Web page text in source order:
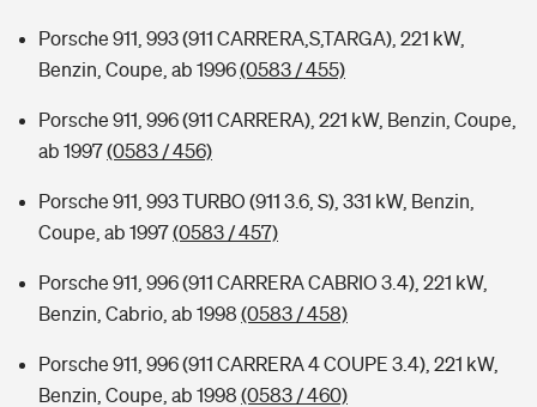
Porsche 911, 993 (911 CARRERA,S,TARGA), 221 kW,
Benzin, Coupe, ab 1996(0583 / 455)
Porsche 911, 996 (911 CARRERA), 221 kW, Benzin, Coupe,
ab 1997(0583 / 456)
Porsche 911, 993 TURBO (911 3.6, S), 331 kW, Benzin,
Coupe, ab 1997(0583 / 457)
Porsche 911, 996 (911 CARRERA CABRIO 3.4), 221 kW,
Benzin, Cabrio, ab 1998 (0583 / 458)
Porsche 911, 996 (911 CARRERA 4 COUPE 3.4), 221 kW,
Benzin, Coupe, ab 1998 (0583 / 460)